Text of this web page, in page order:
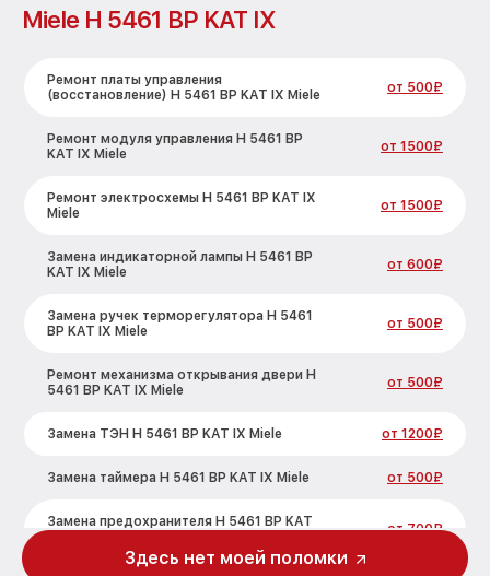
Miele H 5461 BP KAT IX
Ремонт платы управления
(восстановление) H 5461 BP KAT IX Miele
от 500₽
Ремонт модуля управления H 5461 BP
KAT IX Miele
от 1500₽
Ремонт электросхемы H 5461 BP KAT IX
Miele
от 1500₽
Замена индикаторной лампы H 5461 BP
KAT IX Miele
от 600₽
Замена ручек терморегулятора H 5461
BP KAT IX Miele
от 500₽
Ремонт механизма открывания двери H
5461 BP KAT IX Miele
от 500₽
Замена ТЭН H 5461 BP KAT IX Miele от 1200₽
Замена таймера H 5461 BP KAT IX Miele от 500₽
Замена предохранителя H 5461 BP KAT
от 700₽
Здесь нет моей поломки